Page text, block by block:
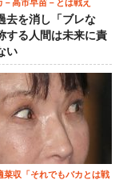
－高市早苗－とは戦え
去を消し「ブレな
する人間は未来に責
い
菜収「それでもバカとは戦